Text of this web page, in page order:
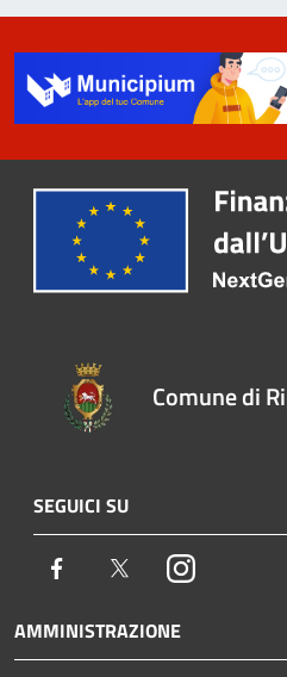
Comune di
SEGUICI SU
Facebook TwitterInstagram
AMMINISTRAZIONE